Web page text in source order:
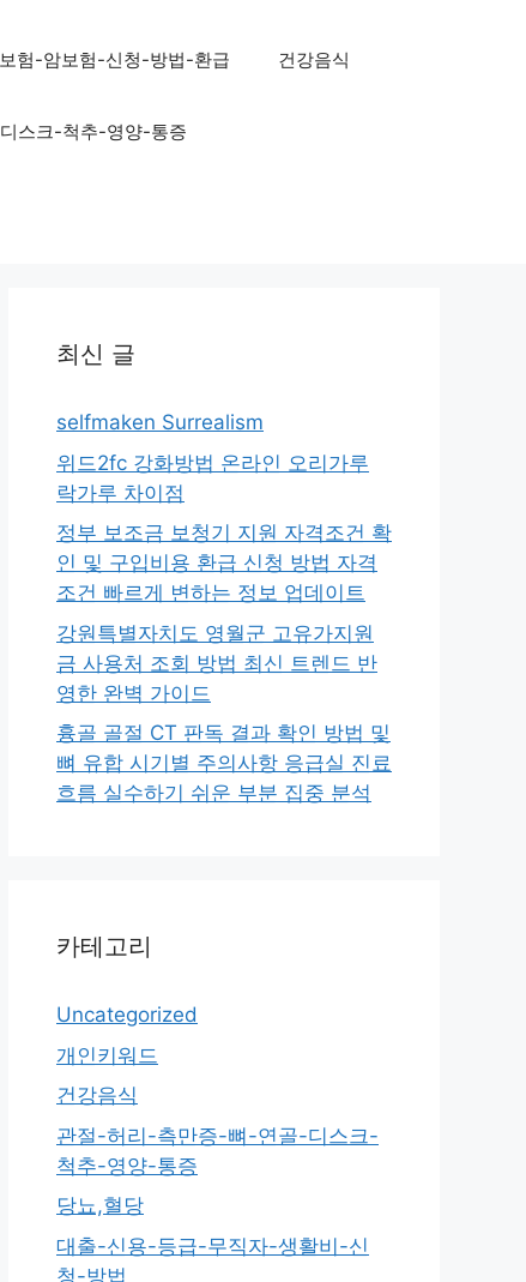
보험-암보험-신청-방법-환급 건강음식
스크-척추-영양-통증
최신 글
selfmaken Surrealism
위드2fc 강화방법 온라인 오리가루
락가루 차이점
정부 보조금 보청기 지원 자격조건 확
인 및 구입비용 환급 신청 방법 자격
조건 빠르게 변하는 정보 업데이트
강원특별자치도 영월군 고유가지원
금 사용처 조회 방법 최신 트렌드 반
영한 완벽 가이드
흉골 골절 CT 판독 결과 확인 방법 및
뼈 유합 시기별 주의사항 응급실 진료
흐름 실수하기 쉬운 부분 집중 분석
카테고리
Uncategorized
개인키워드
건강음식
관절-허리-측만증-뼈-연골-디스크-
척추-영양-통증
당뇨,혈당
대출-신용-등급-무직자-생활비-신
청-방법